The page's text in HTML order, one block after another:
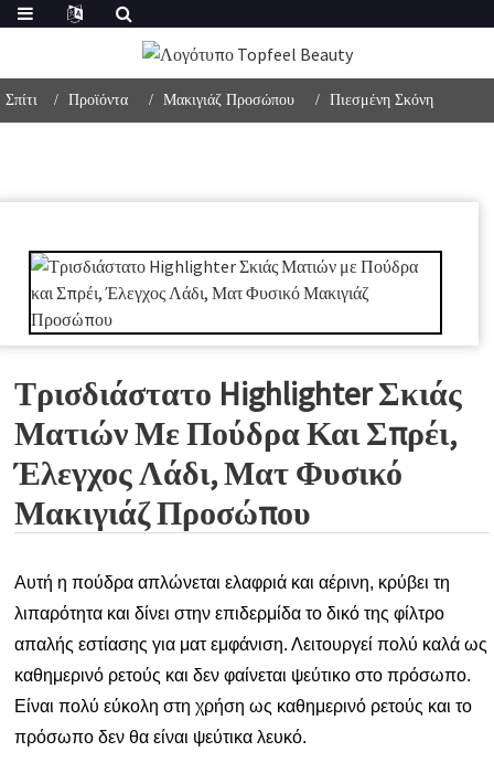
Σπίτι Προϊόντα Μακιγιάζ Προσώπου Πιεσμένη Σκόνη
Τρισδιάστατο Highlighter Σκιάς
Ματιών Με Πούδρα Και Σπρέι,
Έλεγχος Λάδι, Ματ Φυσικό
Μακιγιάζ Προσώπου
Αυτή η πούδρα απλώνεται ελαφριά και αέρινη, κρύβει τη
λιπαρότητα και δίνει στην επιδερμίδα το δικό της φίλτρο
απαλής εστίασης για ματ εμφάνιση. Λειτουργεί πολύ καλά ως
καθημερινό ρετούς και δεν φαίνεται ψεύτικο στο πρόσωπο.
Είναι πολύ εύκολη στη χρήση ως καθημερινό ρετούς και το
πρόσωπο δεν θα είναι ψεύτικα λευκό.